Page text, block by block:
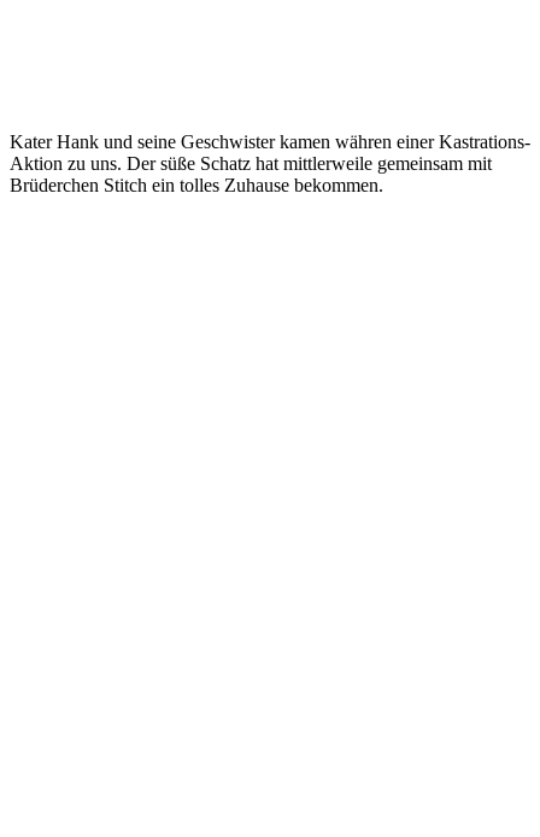
Kater Hank und seine Geschwister kamen währen einer Kastrations-
Aktion zu uns. Der süße Schatz hat mittlerweile gemeinsam mit
Brüderchen Stitch ein tolles Zuhause bekommen.